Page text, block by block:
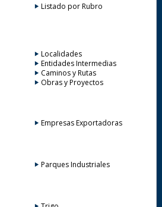
Listado por Rubro
Localidades
Entidades Intermedias
Caminos y Rutas
Obras y Proyectos
Empresas Exportadoras
Parques Industriales